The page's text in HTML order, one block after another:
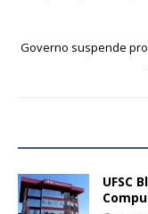
Governo suspende
UFSC